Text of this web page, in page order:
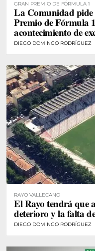
GRAN PREMIO DE FÓRMULA 1
La Comunidad
Premio de Fórmula
acontecimiento de
DIEGO DOMINGO RODRÍGUEZ
RAYO VALLECANO
El Rayo tendrá que
deterioro y la falta
DIEGO DOMINGO RODRÍGUEZ